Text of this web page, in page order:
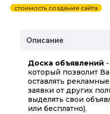
стоимость создания сайта
Описание
Доска объявлений
который позволит
оставлять
заявки от других
выделять свои
или бесплатно).